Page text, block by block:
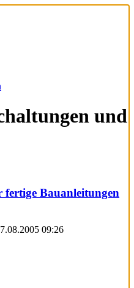
und
Bauanleitungen
09:26